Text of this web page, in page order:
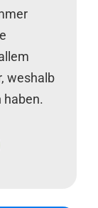
weshalb
haben.